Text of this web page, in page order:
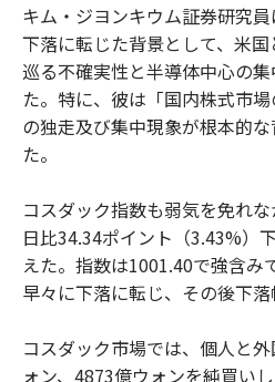
キム・ジヨンキウム証券研究
下落に転じた背景として、米
巡る不確実性と半導体中心の
た。特に、彼は「国内株式市
の独走及び集中現象が根本的
た。
コスダック指数も弱気を免れ
日比34.34ポイント（3.43%）
えた。指数は1001.40で強含み
早々に下落に転じ、その後下落
コスダック市場では、個人と
ォン、4873億ウォンを純買い